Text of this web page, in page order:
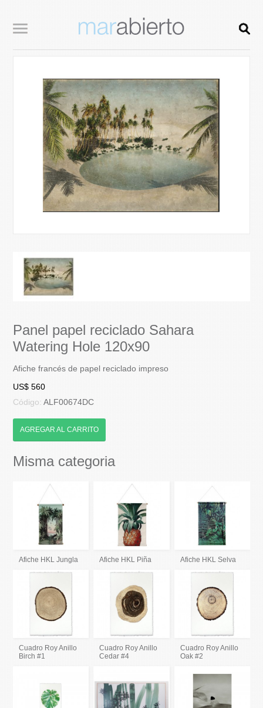
Panel papel reciclado Sahara
Watering Hole 120x90
Afiche francés de papel reciclado impreso
US$ 560
Código:ALF00674DC
AGREGAR AL CARRITO
Misma categoria
Afiche HKL Jungla Afiche HKL Piña Afiche HKL Selva
Cuadro Roy Anillo
Birch #1
Cuadro Roy Anillo
Cedar #4
Cuadro Roy Anillo
Oak #2